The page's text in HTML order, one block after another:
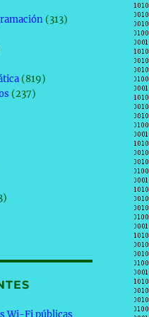
(313)
(819)
(237)
Wi-Fi públicas